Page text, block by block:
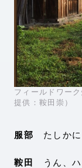
フィールドワー
提供：鞍田崇）
服部 たしかに
鞍田
うん、ハ